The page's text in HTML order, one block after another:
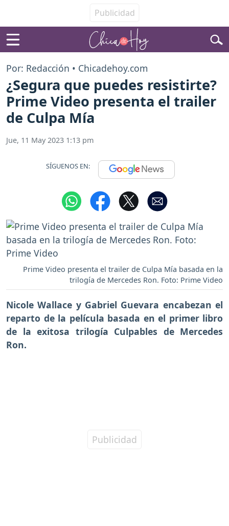
Por: Redacción • Chicadehoy.com
¿Segura que puedes resistirte?
Prime Video presenta el trailer
de Culpa Mía
Jue, 11 May 2023 1:13 pm
SÍGUENOS EN:
Prime Video presenta el trailer de Culpa Mía basada en la
trilogía de Mercedes Ron. Foto: Prime Video
Nicole Wallace y Gabriel Guevara encabezan el
reparto de la película basada en el primer libro
de la exitosa trilogía Culpables de Mercedes
Ron.